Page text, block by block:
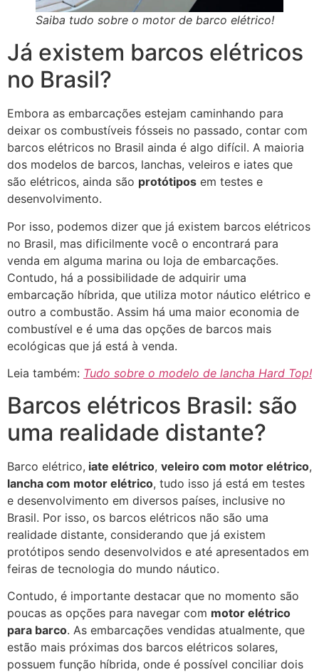
Saiba tudo sobre o motor de barco elétrico!
Já existem barcos elétricos
no Brasil?
Embora as embarcações estejam caminhando para
deixar os combustíveis fósseis no passado, contar com
barcos elétricos no Brasil ainda é algo difícil. A maioria
dos modelos de barcos, lanchas, veleiros e iates que
são elétricos, ainda são protótipos em testes e
desenvolvimento.
Por isso, podemos dizer que já existem barcos elétricos
no Brasil, mas dificilmente você o encontrará para
venda em alguma marina ou loja de embarcações.
Contudo, há a possibilidade de adquirir uma
embarcação híbrida, que utiliza motor náutico elétrico e
outro a combustão. Assim há uma maior economia de
combustível e é uma das opções de barcos mais
ecológicas que já está à venda.
Leia também: Tudo sobre o modelo de lancha Hard Top!
Barcos elétricos Brasil: são
uma realidade distante?
Barco elétrico, iate elétrico, veleiro com motor elétrico,
lancha com motor elétrico, tudo isso já está em testes
e desenvolvimento em diversos países, inclusive no
Brasil. Por isso, os barcos elétricos não são uma
realidade distante, considerando que já existem
protótipos sendo desenvolvidos e até apresentados em
feiras de tecnologia do mundo náutico.
Contudo, é importante destacar que no momento são
poucas as opções para navegar com motor elétrico
para barco. As embarcações vendidas atualmente, que
estão mais próximas dos barcos elétricos solares,
possuem função híbrida, onde é possível conciliar dois